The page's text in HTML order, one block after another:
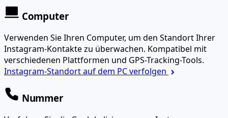
Computer
Verwenden Sie Ihren Computer, um den Standort Ihrer
Instagram-Kontakte zu überwachen. Kompatibel mit
verschiedenen Plattformen und GPS-Tracking-Tools.
Instagram-Standort auf dem PC verfolgen
Nummer